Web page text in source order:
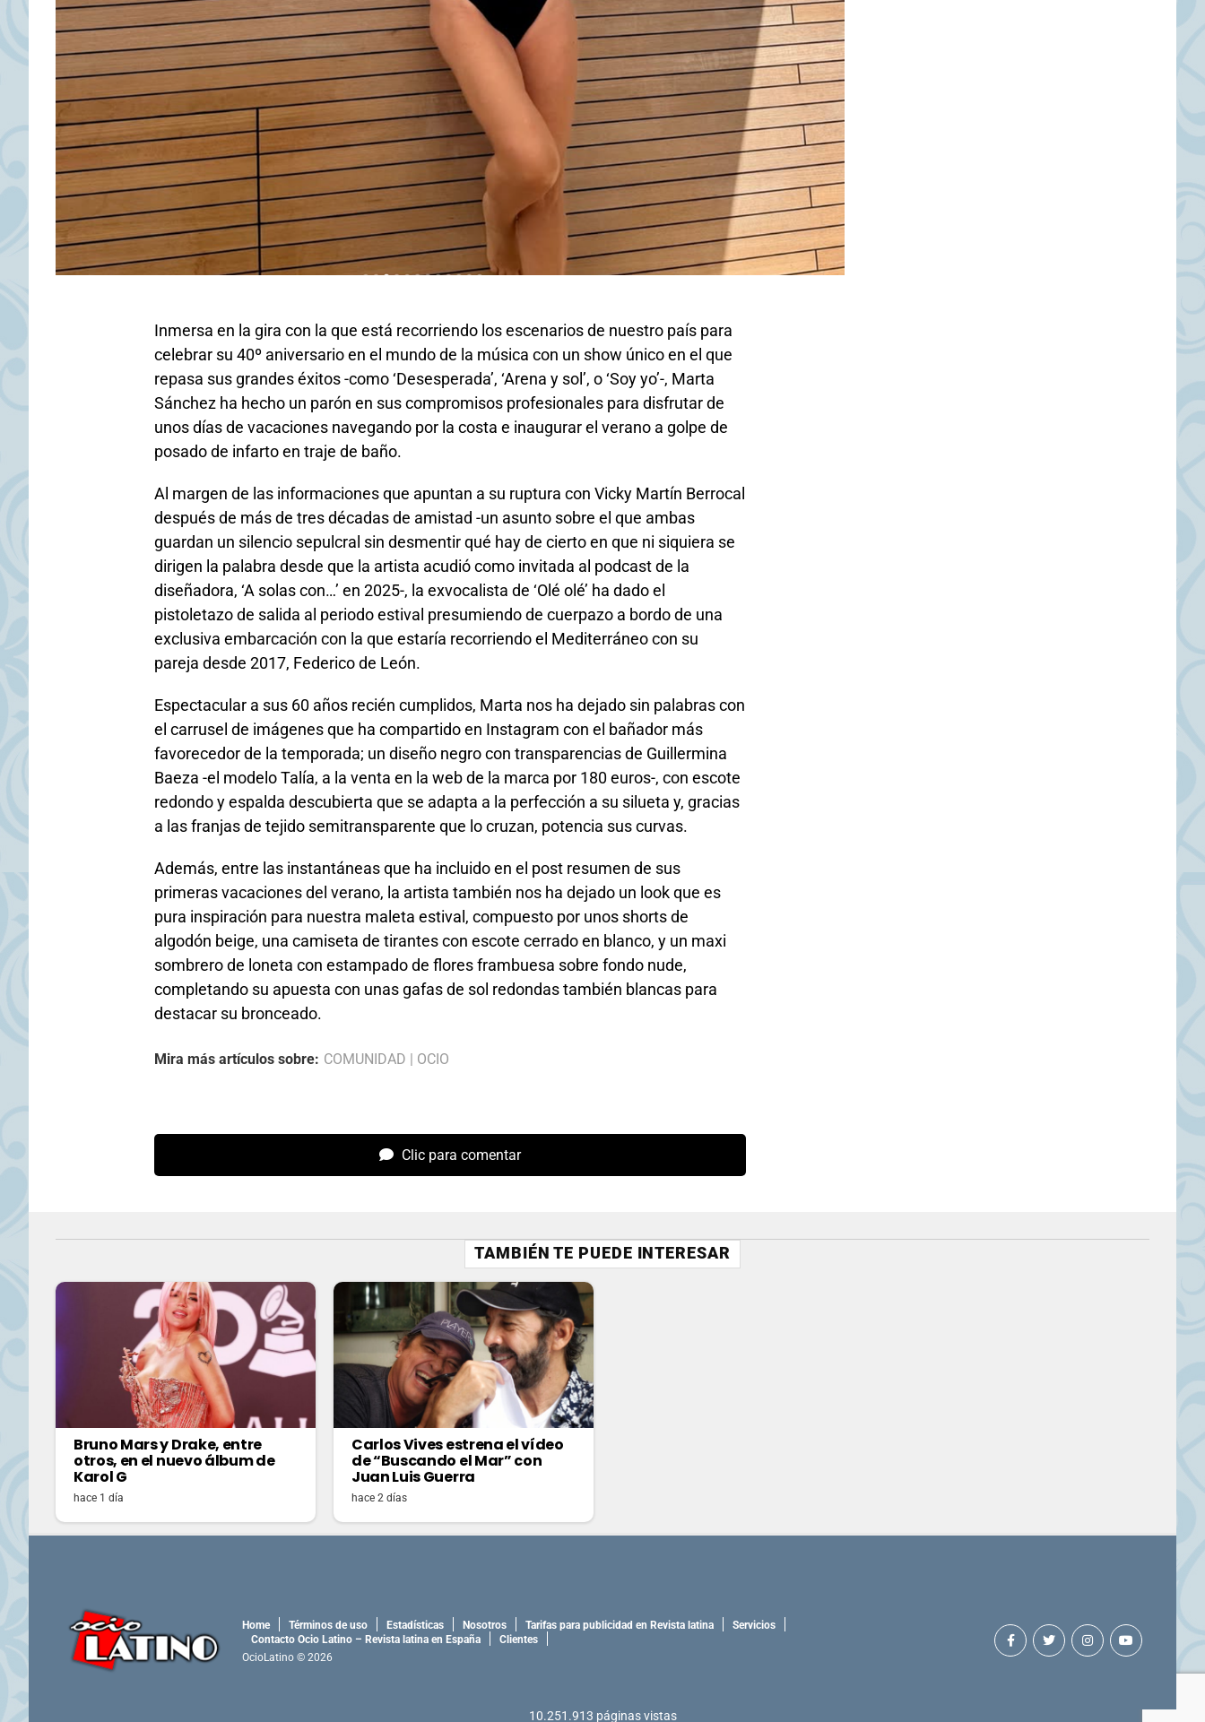
Inmersa en la gira con la que está recorriendo los escenarios de nuestro país para
celebrar su 40º aniversario en el mundo de la música con un show único en el que
repasa sus grandes éxitos -como ‘Desesperada’, ‘Arena y sol’, o ‘Soy yo’-, Marta
Sánchez ha hecho un parón en sus compromisos profesionales para disfrutar de
unos días de vacaciones navegando por la costa e inaugurar el verano a golpe de
posado de infarto en traje de baño.
Al margen de las informaciones que apuntan a su ruptura con Vicky Martín Berrocal
después de más de tres décadas de amistad -un asunto sobre el que ambas
guardan un silencio sepulcral sin desmentir qué hay de cierto en que ni siquiera se
dirigen la palabra desde que la artista acudió como invitada al podcast de la
diseñadora, ‘A solas con…’ en 2025-, la exvocalista de ‘Olé olé’ ha dado el
pistoletazo de salida al periodo estival presumiendo de cuerpazo a bordo de una
exclusiva embarcación con la que estaría recorriendo el Mediterráneo con su
pareja desde 2017, Federico de León.
Espectacular a sus 60 años recién cumplidos, Marta nos ha dejado sin palabras con
el carrusel de imágenes que ha compartido en Instagram con el bañador más
favorecedor de la temporada; un diseño negro con transparencias de Guillermina
Baeza -el modelo Talía, a la venta en la web de la marca por 180 euros-, con escote
redondo y espalda descubierta que se adapta a la perfección a su silueta y, gracias
a las franjas de tejido semitransparente que lo cruzan, potencia sus curvas.
Además, entre las instantáneas que ha incluido en el post resumen de sus
primeras vacaciones del verano, la artista también nos ha dejado un look que es
pura inspiración para nuestra maleta estival, compuesto por unos shorts de
algodón beige, una camiseta de tirantes con escote cerrado en blanco, y un maxi
sombrero de loneta con estampado de flores frambuesa sobre fondo nude,
completando su apuesta con unas gafas de sol redondas también blancas para
destacar su bronceado.
Mira más artículos sobre: COMUNIDAD OCIO
Clic para comentar
TAMBIÉN TE PUEDE INTERESAR
Bruno Mars y Drake, entre
otros, en el nuevo álbum de
Karol G
hace 1 día
Carlos Vives estrena el vídeo
de “Buscando el Mar” con
Juan Luis Guerra
hace 2 días
Home Términos de uso Estadísticas Nosotros Tarifas para publicidad en Revista latina
Servicios
Contacto Ocio Latino – Revista latina en España
Clientes
OcioLatino © 2026
10.251.913 páginas vistas